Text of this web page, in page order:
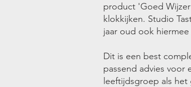
product 'Goed
klokkijken. Studio
jaar oud ook
Dit is een best
passend advies voor
leeftijdsgroep als